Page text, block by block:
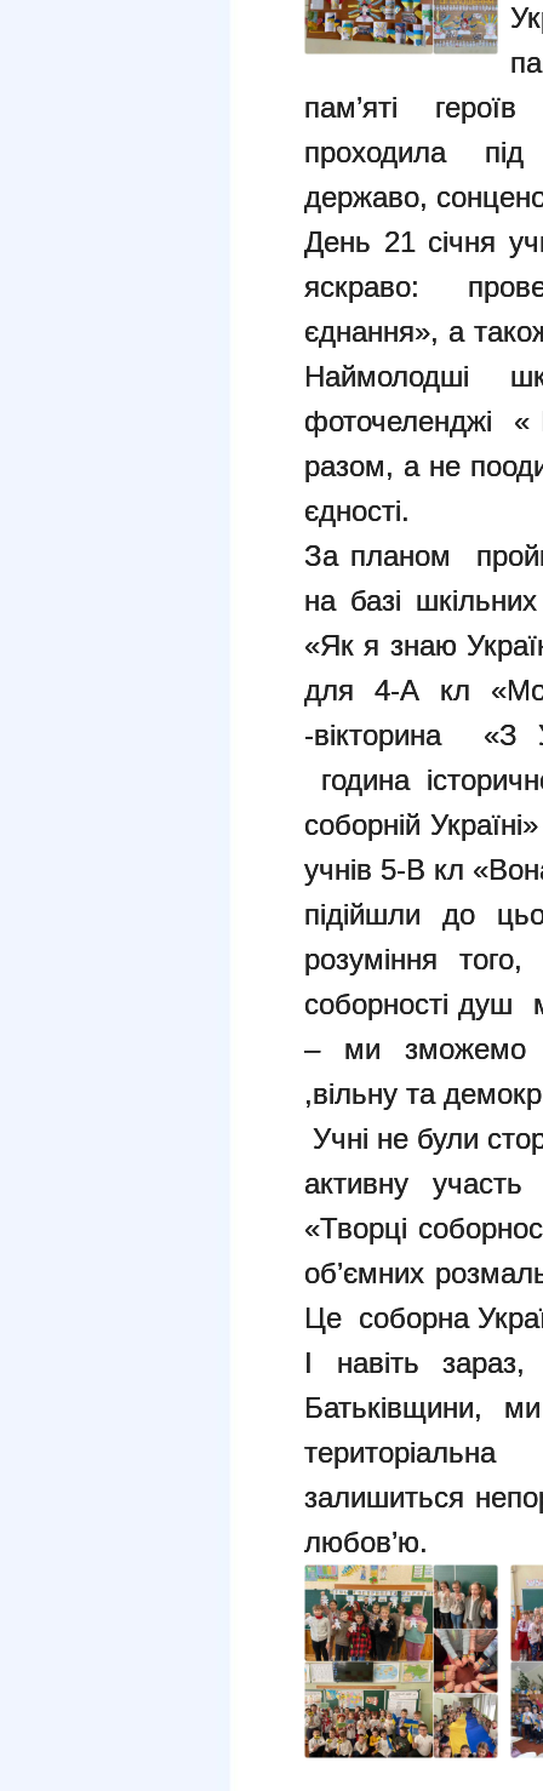
пам’яті
проходила
державо,
День 21 січня
яскраво:
єднання», а
Наймолодші
фоточеленджі «
разом, а не
єдності.
За планом
на базі
«Як я знаю
для 4-А кл
-вікторина «З
година
соборній
учнів 5-В кл
підійшли до
розуміння
соборності душ
– ми зможемо
,вільну та
Учні не були
активну участь
«Творці
об’ємних
Це соборна
І навіть
Батьківщини,
залишиться
любов’ю.